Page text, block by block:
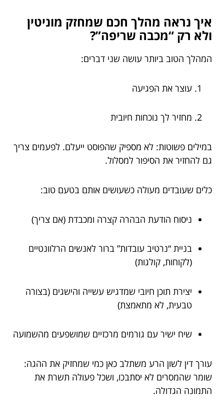
איך נראה מהלך חכם שמחזק מוניטין
ולא רק “מכבה שריפה”?
המהלך הטוב ביותר עושה שני דברים:
עוצר את הפגיעה
מחזיר לך נוכחות חיובית
במילים פשוטות: לא מספיק שהפוסט ייעלם. לפעמים צריך
גם להחזיר את הסיפור למסלול.
כלים שעובדים מעולה כשעושים אותם בטעם טוב:
ניסוח הודעת הבהרה קצרה ומכבדת (אם צריך)
בניית “נרטיב עובדות” ברור לאנשים הרלוונטיים
(לקוחות, קולגות)
יצירת תוכן חיובי שמדגיש עשייה והישגים (בצורה
טבעית, לא מתאמצת)
שיח ישיר עם גורמים מרכזיים שמושפעים מהשמועה
עורך דין לשון הרע משתלב כאן כמי שמחזיק את ההגה:
שומר שהמסרים לא יסתבכו, ושכל פעולה תשרת את
התמונה הגדולה.